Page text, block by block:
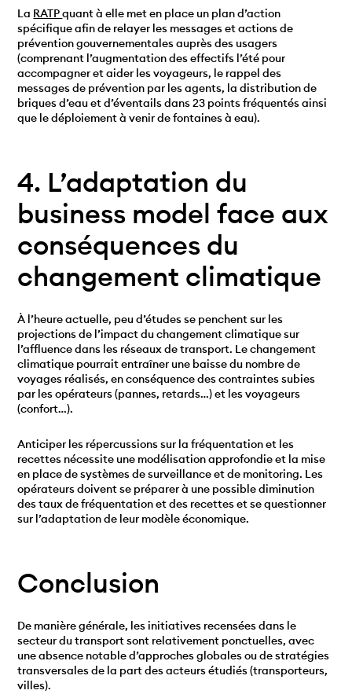
La RATPquant à elle met en place un plan d’action
spécifique afin de relayer les messages et actions de
prévention gouvernementales auprès des usagers
(comprenant l’augmentation des effectifs l’été pour
accompagner et aider les voyageurs, le rappel des
messages de prévention par les agents, la distribution de
briques d’eau et d’éventails dans 23 points fréquentés ainsi
que le déploiement à venir de fontaines à eau).
4. L’adaptation du
business model face aux
conséquences du
changement climatique
À l’heure actuelle, peu d’études se penchent sur les
projections de l’impact du changement climatique sur
l’affluence dans les réseaux de transport. Le changement
climatique pourrait entraîner une baisse du nombre de
voyages réalisés, en conséquence des contraintes subies
par les opérateurs (pannes, retards…) et les voyageurs
(confort…).
Anticiper les répercussions sur la fréquentation et les
recettes nécessite une modélisation approfondie et la mise
en place de systèmes de surveillance et de monitoring. Les
opérateurs doivent se préparer à une possible diminution
des taux de fréquentation et des recettes et se questionner
sur l’adaptation de leur modèle économique.
Conclusion
De manière générale, les initiatives recensées dans le
secteur du transport sont relativement ponctuelles, avec
une absence notable d’approches globales ou de stratégies
transversales de la part des acteurs étudiés (transporteurs,
villes).